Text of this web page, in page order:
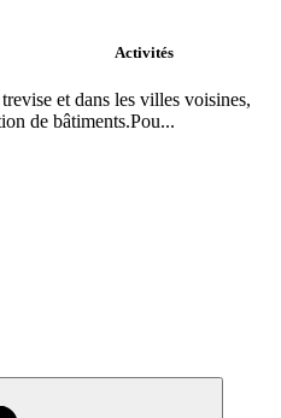
Activités
et dans les villes voisines,
de bâtiments.Pou...